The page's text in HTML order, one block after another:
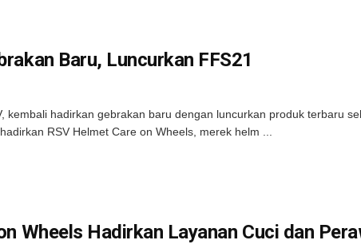
Baru, Luncurkan FFS21
kembali hadirkan gebrakan baru dengan luncurkan produk terbaru
RSV Helmet Care on Wheels, merek helm ...
Wheels Hadirkan Layanan Cuci dan